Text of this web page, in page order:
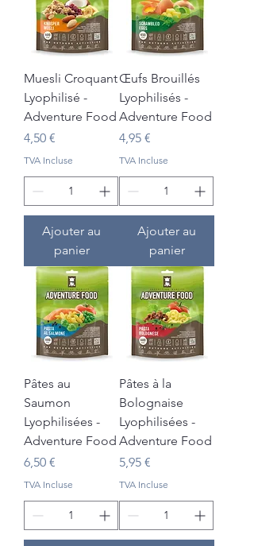
Muesli Croquant
Lyophilisé -
Adventure Food
Prix
4,50 €
TVA Incluse
Ajouter au
panier
Œufs Brouillés
Lyophilisés -
Adventure Food
Prix
4,95 €
TVA Incluse
Ajouter au
panier
Pâtes au
Saumon
Lyophilisées -
Adventure Food
Prix
6,50 €
TVA Incluse
Pâtes à la
Bolognaise
Lyophilisées -
Adventure Food
Prix
5,95 €
TVA Incluse